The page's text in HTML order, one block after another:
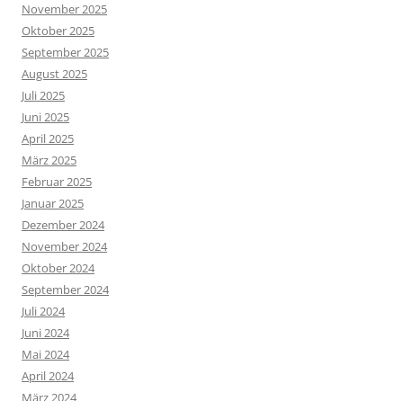
November 2025
Oktober 2025
September 2025
August 2025
Juli 2025
Juni 2025
April 2025
März 2025
Februar 2025
Januar 2025
Dezember 2024
November 2024
Oktober 2024
September 2024
Juli 2024
Juni 2024
Mai 2024
April 2024
März 2024